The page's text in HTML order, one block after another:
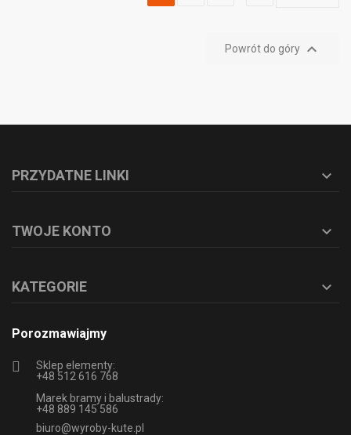
Powrót do góry 
PRZYDATNE LINKI 
TWOJE KONTO 
KATEGORIE 
Porozmawiajmy
Sklep elementy:
+48 512 616 768
Marek bramy i balustrady:
+48 889 145 586
biuro@wyroby-kute.pl